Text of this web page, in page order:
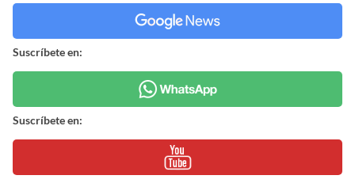
Suscríbete en:
Suscríbete en: